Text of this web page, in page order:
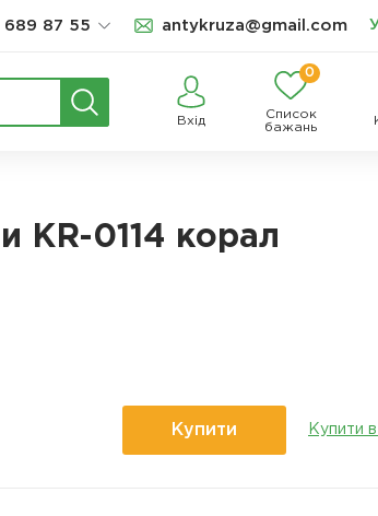
689 87 55 antykruza@gmail.com
Вхід
0
Список
бажань
KR-0114 корал
Купити Купити в